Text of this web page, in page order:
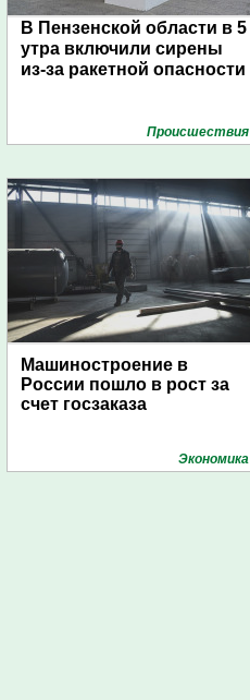
В Пензенской области в 5
утра включили сирены
из-за ракетной опасности
Проиcшествия
Машиностроение в
России пошло в рост за
счет госзаказа
Экономика